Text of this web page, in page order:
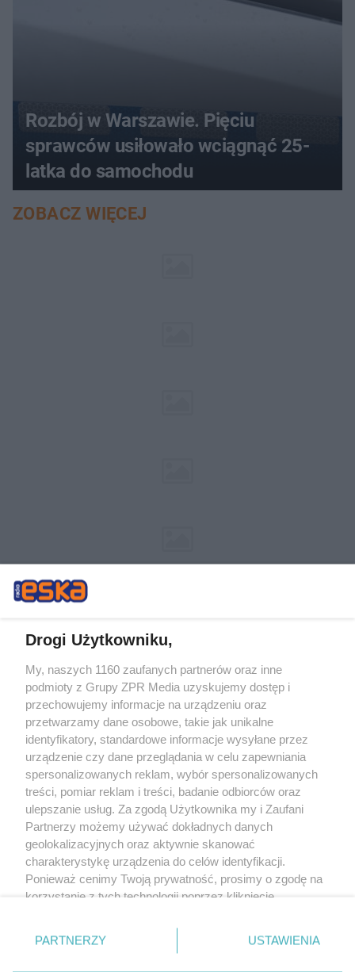
Rozbój w Warszawie. Pięciu
sprawców usiłowało wciągnąć 25-
latka do samochodu
ZOBACZ WIĘCEJ
Żaden utwór zamieszczony w serwisie nie może być powielany i
rozpowszechniany lub dalej rozpowszechniany w jakikolwiek sposób (w
tym także elektroniczny lub mechaniczny) na jakimkolwiek polu
eksploatacji w jakiejkolwiek formie, włącznie z umieszczaniem w Internecie
bez pisemnej zgody właściciela praw. Jakiekolwiek użycie lub
wykorzystanie utworów w całości lub w części z naruszeniem prawa, tzn.
bez właściwej zgody, jest zabronione pod groźbą kary i może być ścigane
prawnie.
O nas
Drogi Użytkowniku,
My, naszych 1160 zaufanych partnerów oraz inne
podmioty z Grupy ZPR Media uzyskujemy dostęp i
przechowujemy informacje na urządzeniu oraz
przetwarzamy dane osobowe, takie jak unikalne
identyfikatory, standardowe informacje wysyłane przez
urządzenie czy dane przeglądania w celu zapewniania
spersonalizowanych reklam, wybór spersonalizowanych
treści, pomiar reklam i treści, badanie odbiorców oraz
ulepszanie usług. Za zgodą Użytkownika my i Zaufani
Partnerzy możemy używać dokładnych danych
geolokalizacyjnych oraz aktywnie skanować
charakterystykę urządzenia do celów identyfikacji.
Ponieważ cenimy Twoją prywatność, prosimy o zgodę na
korzystanie z tych technologii poprzez kliknięcie
zmienić/wycofać klikając przycisk ustawień prywatności
znajdujący się w lewym dolnym rogu strony
rodzaje przetwarzania danych nie wymagają zgody
PARTNERZY USTAWIENIA